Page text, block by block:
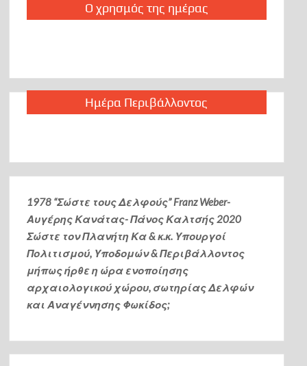
Ο χρησμός της ημέρας
Ημέρα Περιβάλλοντος
1978 “Σώστε τους Δελφούς” Franz Weber-
Αυγέρης Κανάτας- Πάνος Καλτσής 2020
Σώστε τον Πλανήτη Κα & κ.κ. Υπουργοί
Πολιτισμού, Υποδομών & Περιβάλλοντος
μήπως ήρθε η ώρα ενοποίησης
αρχαιολογικού χώρου, σωτηρίας Δελφών
και Αναγέννησης Φωκίδος;